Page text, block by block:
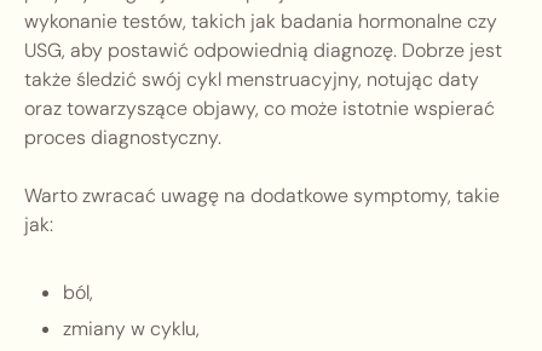
wykonanie testów, takich jak badania hormonalne czy
USG, aby postawić odpowiednią diagnozę. Dobrze jest
także śledzić swój cykl menstruacyjny, notując daty
oraz towarzyszące objawy, co może istotnie wspierać
proces diagnostyczny.
Warto zwracać uwagę na dodatkowe symptomy, takie
jak:
ból,
zmiany w cyklu,